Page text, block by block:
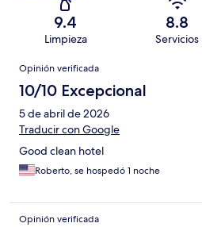
9.4
Limpieza
8.8
Servicios
Opiniones
Opinión verificada
10/10 Excepcional
5 de abril de 2026
Traducir con Google
Good clean hotel
Roberto, se hospedó 1 noche
Opinión verificada